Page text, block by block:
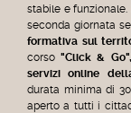
stabile e
seconda giornata
formativa sul
corso "Click &
servizi online
durata minima di
aperto a tutti i